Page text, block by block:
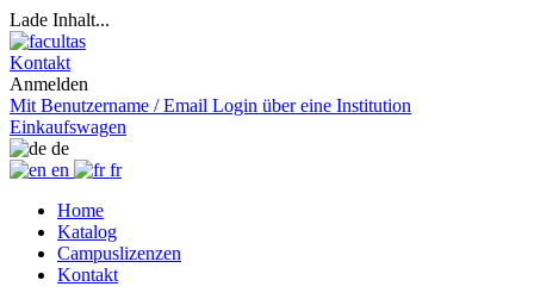
Lade Inhalt...
Kontakt
Anmelden
Mit Benutzername / Email Login über eine Institution
Einkaufswagen
de
en
fr
Home
Katalog
Campuslizenzen
Kontakt